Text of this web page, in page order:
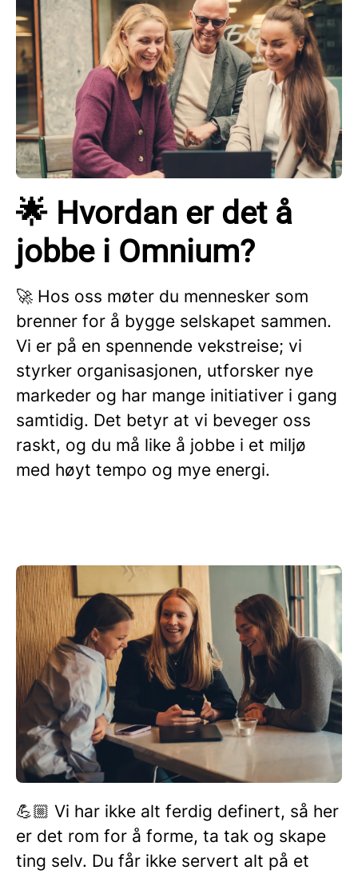
🌟 Hvordan er det å
jobbe i Omnium?
🚀 Hos oss møter du mennesker som
brenner for å bygge selskapet sammen.
Vi er på en spennende vekstreise; vi
styrker organisasjonen, utforsker nye
markeder og har mange initiativer i gang
samtidig. Det betyr at vi beveger oss
raskt, og du må like å jobbe i et miljø
med høyt tempo og mye energi.
💪🏼 Vi har ikke alt ferdig definert, så her
er det rom for å forme, ta tak og skape
ting selv. Du får ikke servert alt på et